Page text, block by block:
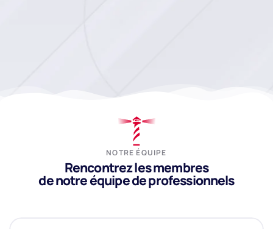
NOTRE ÉQUIPE
Rencontrez les membres
de notre équipe de professionnels